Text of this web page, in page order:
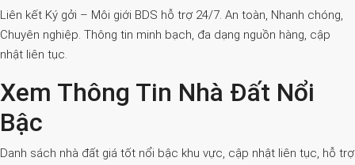
Liên kết Ký gởi – Môi giới BDS hỗ trợ 24/7. An toàn, Nhanh chóng,
Chuyên nghiệp. Thông tin minh bạch, đa dạng nguồn hàng, cập
nhật liên tục.
Xem Thông Tin Nhà Đất Nổi
Bậc
Danh sách nhà đất giá tốt nổi bậc khu vực, cập nhật liên tục, hỗ trợ